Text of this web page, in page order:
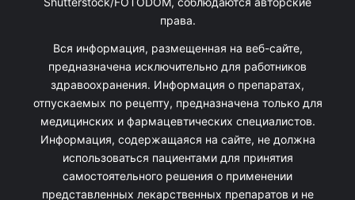
права.
Вся информация, размещенная на веб-сайте,
предназначена исключительно для работников
здравоохранения. Информация о препаратах,
отпускаемых по рецепту, предназначена только для
медицинских и фармацевтических специалистов.
Информация, содержащаяся на сайте, не должна
использоваться пациентами для принятия
самостоятельного решения о применении
представленных лекарственных препаратов и не